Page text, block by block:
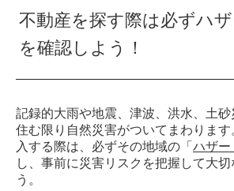
不動産を探す際は必ずハ
を確認しよう！
記録的大雨や地震、津波、洪水、土
住む限り自然災害がついてまわりま
入する際は、必ずその地域の「 ハザー
し、事前に災害リスクを把握して大切
う。